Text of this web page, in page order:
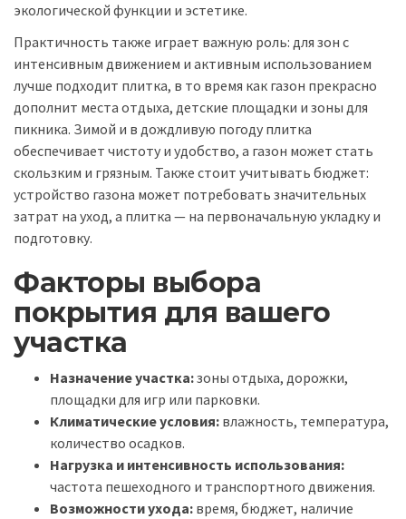
экологической функции и эстетике.
Практичность также играет важную роль: для зон с
интенсивным движением и активным использованием
лучше подходит плитка, в то время как газон прекрасно
дополнит места отдыха, детские площадки и зоны для
пикника. Зимой и в дождливую погоду плитка
обеспечивает чистоту и удобство, а газон может стать
скользким и грязным. Также стоит учитывать бюджет:
устройство газона может потребовать значительных
затрат на уход, а плитка — на первоначальную укладку и
подготовку.
Факторы выбора
покрытия для вашего
участка
Назначение участка:зоны отдыха, дорожки,
площадки для игр или парковки.
Климатические условия: влажность, температура,
количество осадков.
Нагрузка и интенсивность использования:
частота пешеходного и транспортного движения.
Возможности ухода: время, бюджет, наличие